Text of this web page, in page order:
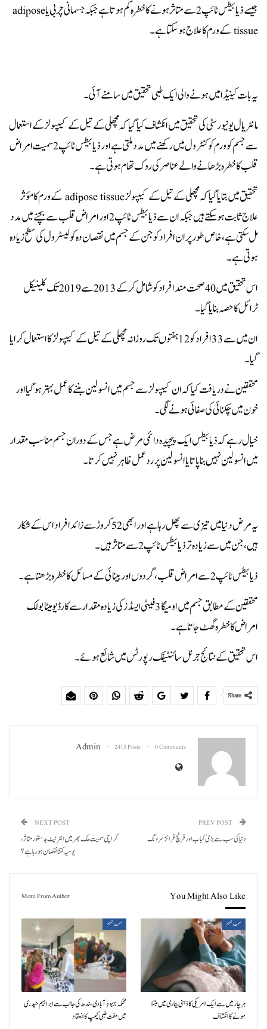
جیسے ذیابیطس ٹائپ 2 سے متاثر ہونے کا خطرہ کم ہوتا ہے جبکہ جسمانی چربی یا adipose
tissue کے ورم کا علاج ہوسکتا ہے۔
یہ بات کینیڈا میں ہونے والی ایک طبی تحقیق میں سامنے آئی۔
مانٹریال یونیورسٹی کی تحقیق میں انکشاف کیا گیا کہ مچھلی کے تیل کے کیپسولز کے استعمال
سے جسم کو ورم کو کنٹرول میں رکھنے میں مدد ملتی ہے اور ذیابیطس ٹائپ 2 سمیت امراض
قلب کا خطرہ بڑھانے والے عناصر کی روک تھام ہوتی ہے۔
تحقیق میں بتایا گیا کہ مچھلی کے تیل کے کیپسولز adipose tissue کے ورم کا مؤثر
علاج ثابت ہوسکتے ہیں جبکہ ان سے ذیابیطس ٹائپ 2 اور امراض قلب سے بچنے میں مدد
مل سکتی ہے، خاص طور پر ان افراد کو جن کے جسم میں نقصان دہ کولیسٹرول کی سطح زیادہ
ہوتی ہے۔
اس تحقیق میں 40 صحت مند افراد کو شامل کرکے 2013 سے 2019 تک کلینیکل
ٹرائل کا حصہ بنایا گیا۔
ان میں سے 33 افراد کو 12 ہفتوں تک روزانہ مچھلی کے تیل کے کیپسولز کا استعمال کرایا
گیا۔
محققین نے دریافت کیا کہ ان کیپسولز سے جسم میں انسولین بننے کا عمل بہتر ہوگیا اور
خون میں چکنائی کی صفائی ہونے لگی۔
خیال رہے کہ ذیابیطس ایک پیچیدہ دائمی مرض ہے جس کے دوران جسم مناسب مقدار
میں انسولین نہیں بنا پاتا یا انسولین پر ردعمل ظاہر نہیں کرتا۔
یہ مرض دنیا میں تیزی سے پھل رہا ہے اور ابھی 52 کروڑ سے زائد افراد اس کے شکار
ہیں، جن میں سے زیادہ تر ذیابیطس ٹائپ 2 سے متاثر ہیں۔
ذیابیطس ٹائپ 2 سے امراض قلب، گردوں اور بینائی کے مسائل کا خطرہ بڑھتا ہے۔
محققین کے مطابق جسم میں اومیگا 3 فیٹی ایسڈز کی زیادہ مقدار سے کارڈیومیٹابولک
امراض کا خطرہ گھٹ جاتا ہے۔
اس تحقیق کے نتائج جرنل سائنٹیفک رپورٹس میں شائع ہوئے۔
Share
Admin 2415 Posts 0 Comments
دنیا کی سب سے بڑی کباب اور فرنچ فرائز سرونگ
NEXT POST
کراچی سمیت ملک بھر میں انٹرنیٹ بدستور متاثر،
یومیہ کتنا نقصان ہورہا ہے؟
You Might Also Like
More From Author
صحت و تعلیم
ہر چار میں سے ایک امریکی کا ذہنی بیماری میں مبتلا
ہونے کا انکشاف
صحت و تعلیم
محکمہ بہبودِ آبادی سندھ کی جانب سے ابراہیم حیدری
میں مفت طبی کیمپ کا انعقاد